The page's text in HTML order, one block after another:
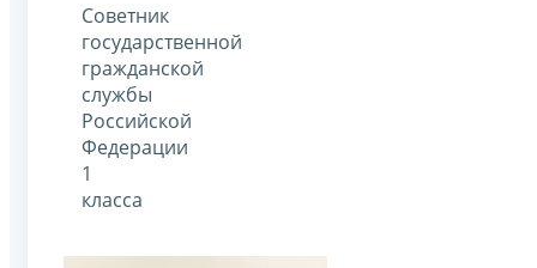
Советник
государственной
гражданской
службы
Российской
Федерации
1
класса